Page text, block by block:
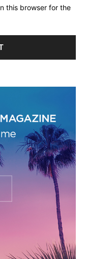
this browser for the